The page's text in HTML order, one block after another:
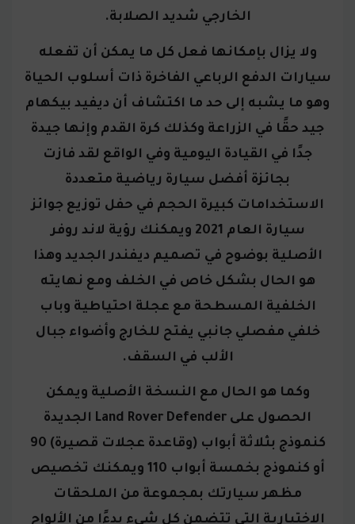
الخارجي شديد الصلابة.
ولا يزال بإمكانها فعل كل ما يمكن أن تفعله
سيارات الدفع الرباعي الفاخرة ذات أسلوب الحياة
وهو ما يشبه إلى حد ما اكتشاف أن ديفيد بيكهام
جيد حقًا في الزراعة وكذلك كرة القدم وإنها جيدة
جدًا في القيادة اليومية وفي الواقع لقد فازت
بجائزة أفضل سيارة رياضية متعددة
الاستخدامات كبيرة الحجم في حفل توزيع جوائز
سيارة العام 2021
ويمكنك رؤية لاند روفر
الأصلية بوضوح في تصميم ديفندر الجديد وهذا
هو الحال بشكل خاص في الخلف ومع نهايته
الخلفية المسطحة مع عجلة احتياطية وباب
خلفي مفصلي جانبي يفتح للخارج وأضواء جبال
الألب في السقف.
وكما هو الحال مع النسخة الأصلية ويمكن
الحصول على Land Rover Defender الجديدة
كنموذج بثلاثة أبواب (وقاعدة عجلات قصيرة) 90
أو كنموذج بخمسة أبواب 110 ويمكنك تخصيص
مظهر سيارتك بمجموعة من الملحقات
الاختيارية التي تتضمن كل شيء بدءًا من الألواح